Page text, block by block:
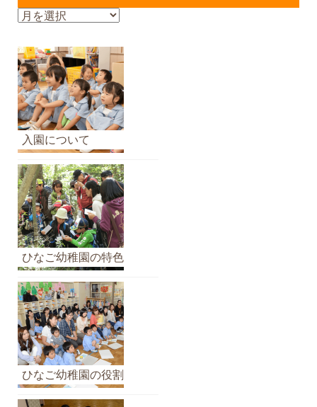
お
ら
せ
の
ア
ー
カ
イ
ブ
入園について
ひなご幼稚園の特色
ひなご幼稚園の役割